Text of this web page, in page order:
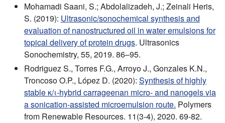
Mohamadi Saani, S.; Abdolalizadeh, J.; Zeinali Heris,
S. (2019): Ultrasonic/sonochemical synthesis and
evaluation of nanostructured oil in water emulsions for
topical delivery of protein drugs. Ultrasonics
Sonochemistry, 55, 2019. 86–95.
Rodriguez S., Torres F.G., Arroyo J., Gonzales K.N.,
Troncoso O.P., López D. (2020): Synthesis of highly
stable κ/ι-hybrid carrageenan micro- and nanogels via
a sonication-assisted microemulsion route. Polymers
from Renewable Resources. 11(3-4), 2020. 69-82.